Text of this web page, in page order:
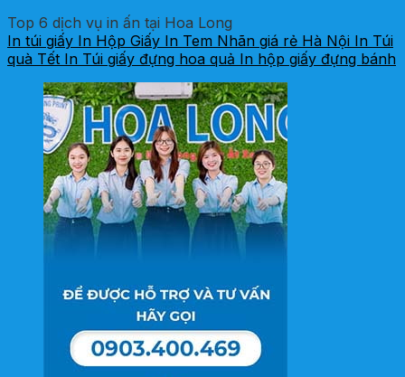
Top 6 dịch vụ in ấn tại Hoa Long
In túi giấy In Hộp Giấy In Tem Nhãn giá rẻ Hà Nội In Túi
quà Tết In Túi giấy đựng hoa quả In hộp giấy đựng bánh